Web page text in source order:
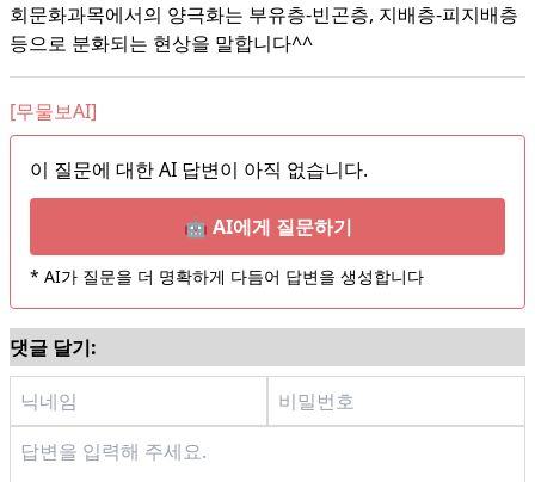
회문화과목에서의 양극화는 부유층-빈곤층, 지배층-피지배층
등으로 분화되는 현상을 말합니다^^
[무물보AI]
이 질문에 대한 AI 답변이 아직 없습니다.
🤖 AI에게 질문하기
* AI가 질문을 더 명확하게 다듬어 답변을 생성합니다
댓글 달기: